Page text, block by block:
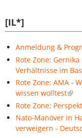
[IL*]
Anmeldung &
Rote Zone:
Verhältnisse im
Rote Zone: AMA -
wissen wolltest
Rote Zone:
Nato-Manöver in
verweigern -